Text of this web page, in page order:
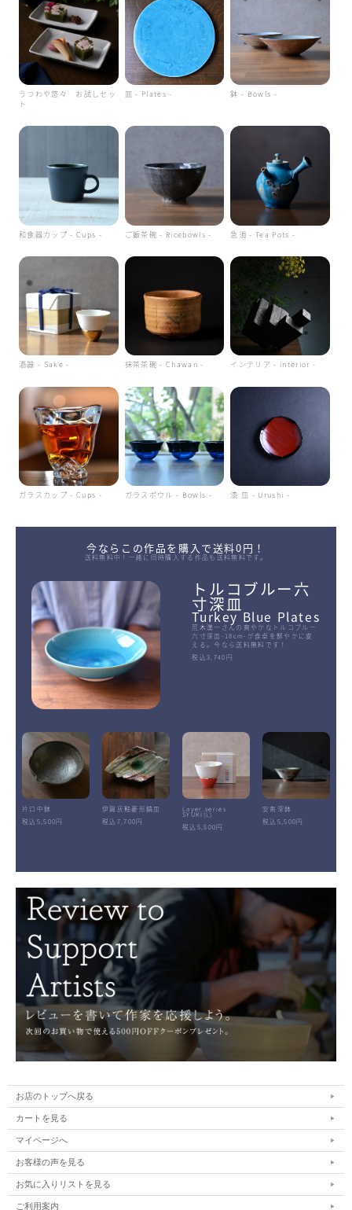
うつわや悠々 お試しセッ
ト
皿 - Plates - 鉢 - Bowls -
和食器カップ - Cups - ご飯茶碗 - Ricebowls - 急須 - Tea Pots -
酒器 - Sake - 抹茶茶碗 - Chawan - インテリア - interior -
ガラスカップ - Cups - ガラスボウル - Bowls - 漆 皿 - Urushi -
今ならこの作品を購入で送料0円！
送料無料中！一緒に同時購入する作品も送料無料です。
トルコブルー六
寸深皿
Turkey Blue Plates
荒木漢一さんの爽やかなトルコブルー
六寸深皿-18cm-が食卓を鮮やかに変
える。今なら送料無料です！
税込3,740円
片口中鉢
税込5,500円
伊賀灰釉菱形鎬皿
税込7,700円
Layer.series
SYUKI(L)
税込5,500円
安南深鉢
税込5,500円
お店のトップへ戻る
カートを見る
マイページへ
お客様の声を見る
お気に入りリストを見る
ご利用案内